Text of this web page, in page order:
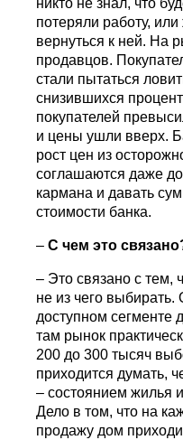
никто не знал, что
потеряли работу,
вернуться к ней. На
продавцов.
стали пытаться
снизившихся
покупателей
и цены ушли вверх.
рост цен из
соглашаются даже
кармана и давать
стоимости банка.
–С чем это
– Это связано с тем,
не из чего
доступном сегменте
там рынок
200 до 300 тысяч
приходится думать,
– состоянием жилья
Дело в том, что на
продажу дом